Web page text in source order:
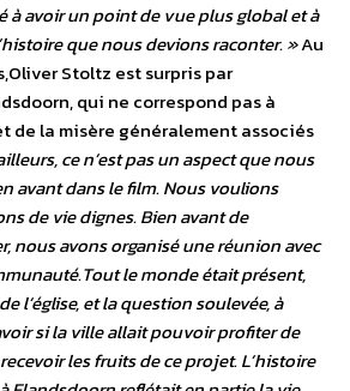
à avoir un point de vue plus global et à
que nous devions raconter. »Au
Stoltz est surpris par
qui ne correspond pas à
de la misère généralement associés
ce n’est pas un aspect que nous
avant dans le film. Nous voulions
de vie dignes. Bien avant de
nous avons organisé une réunion avec
le monde était présent,
l’église, et la question soulevée, à
si la ville allait pouvoir profiter de
les fruits de ce projet. L’histoire